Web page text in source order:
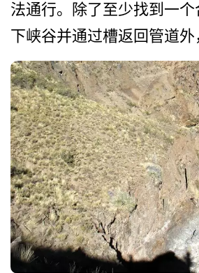
法通行。除了至少找到一
下峡谷并通过槽返回管道外